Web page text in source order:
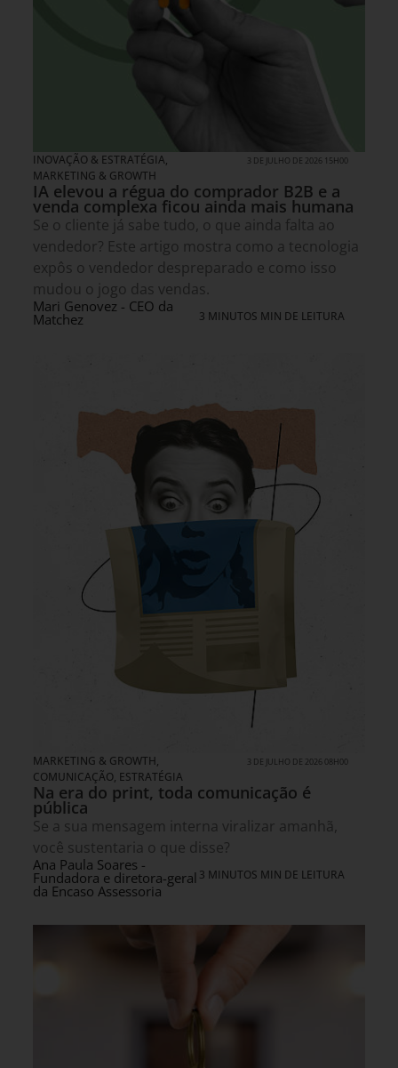
INOVAÇÃO & ESTRATÉGIA,
MARKETING & GROWTH
3 DE JULHO DE 2026 15H00
IA elevou a régua do comprador B2B e a
venda complexa ficou ainda mais humana
Se o cliente já sabe tudo, o que ainda falta ao
vendedor? Este artigo mostra como a tecnologia
expôs o vendedor despreparado e como isso
mudou o jogo das vendas.
Mari Genovez - CEO da
Matchez 3 MINUTOS MIN DE LEITURA
MARKETING & GROWTH,
COMUNICAÇÃO, ESTRATÉGIA
3 DE JULHO DE 2026 08H00
Na era do print, toda comunicação é
pública
Se a sua mensagem interna viralizar amanhã,
você sustentaria o que disse?
Ana Paula Soares -
Fundadora e diretora-geral
da Encaso Assessoria
3 MINUTOS MIN DE LEITURA